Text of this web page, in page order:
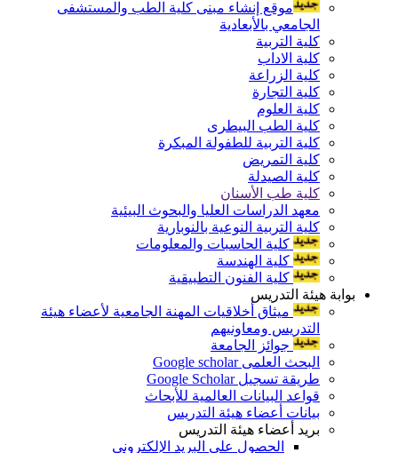
موقع إنشاء مبنى كلية الطب والمستشفى
الجامعي بالأبعادية
كلية التربية
كلية الاداب
كلية الزراعة
كلية التجارة
كلية العلوم
كلية الطب البيطرى
كلية التربية للطفولة المبكرة
كلية التمريض
كلية الصيدلة
كلية طب الأسنان
معهد الدراسات العليا والبحوث البيئية
كلية التربية النوعية بالنوبارية
كلية الحاسبات والمعلومات
كلية الهندسة
كلية الفنون التطبيقية
بوابة هيئة التدريس
ميثاق أخلاقيات المهنة الجامعية لأعضاء هيئة
التدريس ومعاونيهم
جوائز الجامعة
البحث العلمى Google scholar
طريقة تسجيل Google Scholar
قواعد البيانات العالمية للأبحاث
بيانات أعضاء هيئة التدريس
بريد أعضاء هيئة التدريس
الحصول على البريد الإلكترونى